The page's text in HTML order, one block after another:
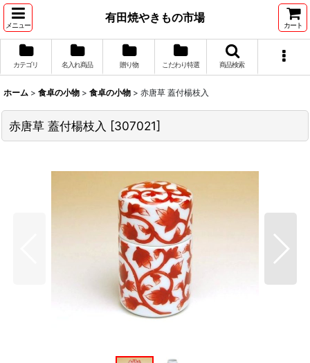
メニュー
有田焼やきもの市場
カート
カテゴリ 名入れ商品 贈り物 こだわり特選 商品検索
ホーム > 食卓の小物 > 食卓の小物 > 赤唐草 蓋付楊枝入
赤唐草 蓋付楊枝入 [307021]